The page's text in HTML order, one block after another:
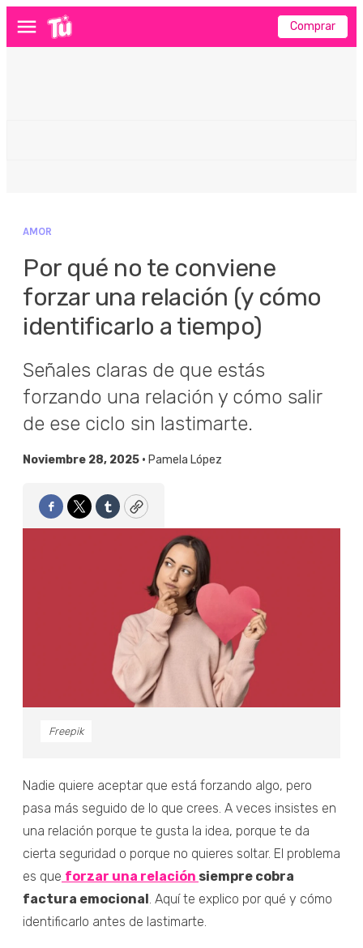
Menú Comprar
AMOR
Por qué no te conviene
forzar una relación (y cómo
identificarlo a tiempo)
Señales claras de que estás
forzando una relación y cómo salir
de ese ciclo sin lastimarte.
Noviembre 28, 2025 • Pamela López
Facebook
TwitterTumblrCopy
Freepik
Nadie quiere aceptar que está forzando algo, pero
pasa más seguido de lo que crees. A veces insistes en
una relación porque te gusta la idea, porque te da
cierta seguridad o porque no quieres soltar. El problema
es que forzar una relación siempre cobra
factura emocional . Aquí te explico por qué y cómo
identificarlo antes de lastimarte.